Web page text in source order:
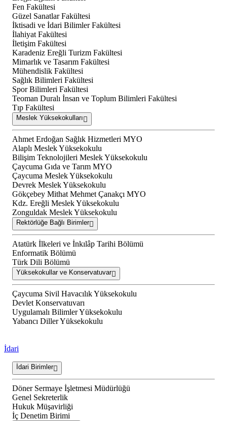
Fen Fakültesi
Güzel Sanatlar Fakültesi
İktisadi ve İdari Bilimler Fakültesi
İlahiyat Fakültesi
İletişim Fakültesi
Karadeniz Ereğli Turizm Fakültesi
Mimarlık ve Tasarım Fakültesi
Mühendislik Fakültesi
Sağlık Bilimleri Fakültesi
Spor Bilimleri Fakültesi
Teoman Duralı İnsan ve Toplum Bilimleri Fakültesi
Tıp Fakültesi
Meslek Yüksekokulları
Ahmet Erdoğan Sağlık Hizmetleri MYO
Alaplı Meslek Yüksekokulu
Bilişim Teknolojileri Meslek Yüksekokulu
Çaycuma Gıda ve Tarım MYO
Çaycuma Meslek Yüksekokulu
Devrek Meslek Yüksekokulu
Gökçebey Mithat Mehmet Çanakçı MYO
Kdz. Ereğli Meslek Yüksekokulu
Zonguldak Meslek Yüksekokulu
Rektörlüğe Bağlı Birimler
Atatürk İlkeleri ve İnkılâp Tarihi Bölümü
Enformatik Bölümü
Türk Dili Bölümü
Yüksekokullar ve Konservatuvar
Çaycuma Sivil Havacılık Yüksekokulu
Devlet Konservatuvarı
Uygulamalı Bilimler Yüksekokulu
Yabancı Diller Yüksekokulu
İdari
İdari Birimler
Döner Sermaye İşletmesi Müdürlüğü
Genel Sekreterlik
Hukuk Müşavirliği
İç Denetim Birimi